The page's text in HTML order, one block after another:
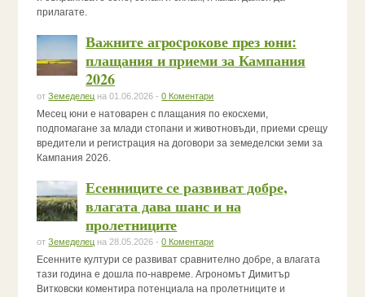
прилагате.
Важните агроcрокове през юни:
плащания и приеми за Кампания
2026
отЗемеделец на 01.06.2026 -0 Коментари
Месец юни е натоварен с плащания по екосхеми,
подпомагане за млади стопани и животновъди, приеми срещу
вредители и регистрация на договори за земеделски земи за
Кампания 2026.
Есенниците се развиват добре,
влагата дава шанс и на
пролетниците
отЗемеделец на 28.05.2026 -0 Коментари
Есенните култури се развиват сравнително добре, а влагата
тази година е дошла по-навреме. Агрономът Димитър
Витковски коментира потенциала на пролетниците и